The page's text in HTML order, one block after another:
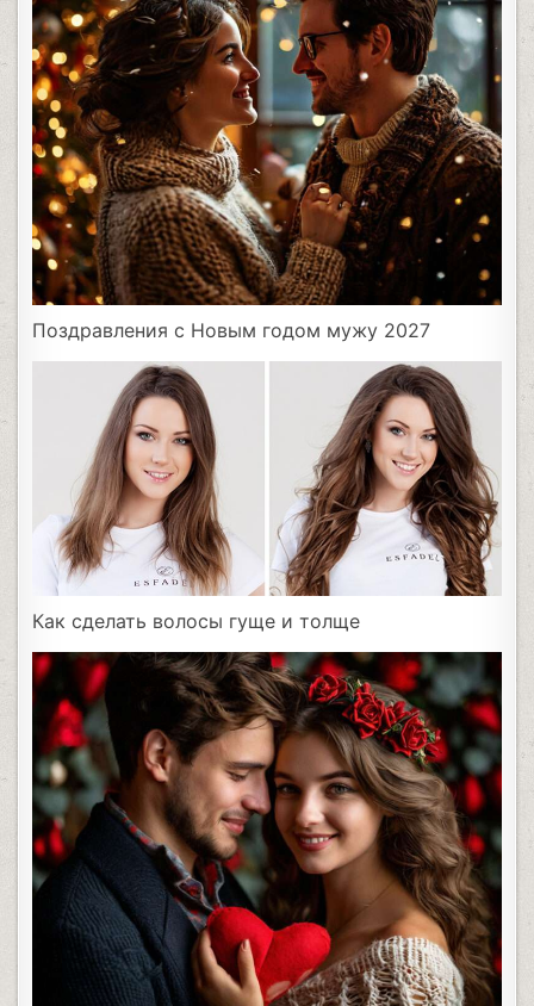
Поздравления с Новым годом мужу 2027
Как сделать волосы гуще и толще